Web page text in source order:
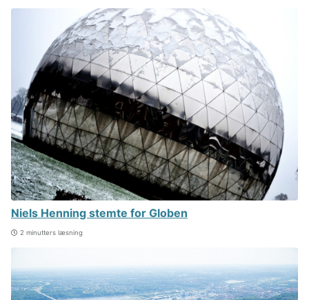
Niels Henning stemte for Globen
2 minutters læsning